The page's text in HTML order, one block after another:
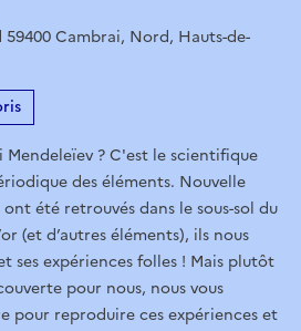
59400 Cambrai, Nord, Hauts-de-
Mendeleïev ? C'est le scientifique
des éléments. Nouvelle
été retrouvés dans le sous-sol du
(et d’autres éléments), ils nous
ses expériences folles ! Mais plutôt
pour nous, nous vous
pour reproduire ces expériences et